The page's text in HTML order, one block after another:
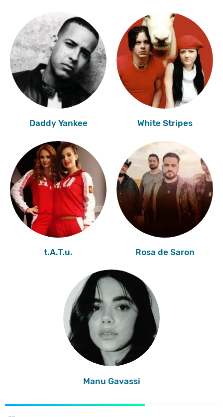
Daddy Yankee White Stripes
t.A.T.u. Rosa de Saron
Manu Gavassi